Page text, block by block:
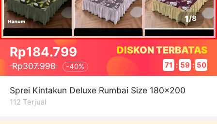
1/8
Rp184.799
Rp307.998 -40%
DISKON TERBATAS
71 : 59 : 49
Sprei Kintakun Deluxe Rumbai Size 180x200
112 Terjual